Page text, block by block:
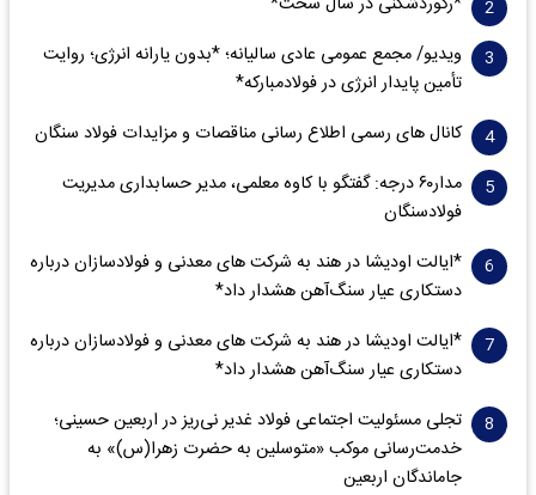
ویدیو/ مجمع عمومی عادی سالیانه؛ *بدون یارانه انرژی؛ روایت
تأمین پایدار انرژی در فولادمبارکه*
کانال های رسمی اطلاع رسانی مناقصات و مزایدات فولاد سنگان
مدار‌۶٠ درجه: گفتگو با کاوه معلمی، مدیر حسابداری مدیریت
فولادسنگان
*ایالت اودیشا در هند به شرکت های معدنی و فولادسازان درباره
دستکاری عیار سنگ‌آهن هشدار داد*
*ایالت اودیشا در هند به شرکت های معدنی و فولادسازان درباره
دستکاری عیار سنگ‌آهن هشدار داد*
تجلی مسئولیت اجتماعی فولاد غدیر نی‌ریز در اربعین حسینی؛
خدمت‌رسانی موکب «متوسلین به حضرت زهرا(س)» به
جاماندگان اربعین